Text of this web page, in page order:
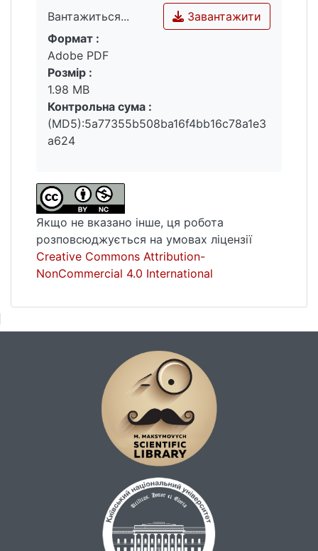
Вантажиться...
Вантажиться...
Завантажити
Формат :
Adobe PDF
Розмір :
1.98 MB
Контрольна сума :
(MD5):5a77355b508ba16f4bb16c78a1e3
a624
Якщо не вказано інше, ця робота
розповсюджується на умовах ліцензії
Creative Commons Attribution-
NonCommercial 4.0 International